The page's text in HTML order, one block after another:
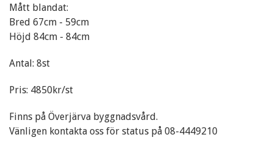
Mått blandat:
Bred 67cm - 59cm
Höjd 84cm - 84cm
Antal: 8st
Pris: 4850kr/st
Finns på Överjärva byggnadsvård.
Vänligen kontakta oss för status på 08-4449210